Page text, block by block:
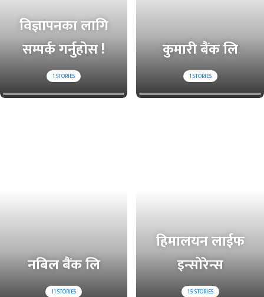
विज्ञापनका लागि
सम्पर्क गर्नुहोस !
1STORIES
कुमारी बैंक लि
1STORIES
नबिल बैंक लि
11STORIES
हिमालयन लाईफ
इन्सोरेन्स
15STORIES